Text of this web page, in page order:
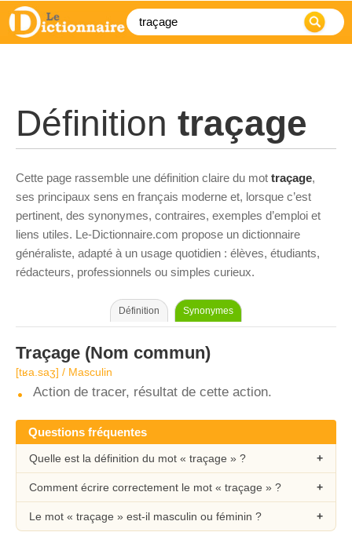
Définition traçage
Cette page rassemble une définition claire du mot traçage,
ses principaux sens en français moderne et, lorsque c’est
pertinent, des synonymes, contraires, exemples d’emploi et
liens utiles. Le-Dictionnaire.com propose un dictionnaire
généraliste, adapté à un usage quotidien : élèves, étudiants,
rédacteurs, professionnels ou simples curieux.
Définition Synonymes
Traçage (Nom commun)
[tʁa.saʒ] / Masculin
Action de tracer, résultat de cette action.
Questions fréquentes
Quelle est la définition du mot « traçage » ?
Comment écrire correctement le mot « traçage » ?
Le mot « traçage » est-il masculin ou féminin ?